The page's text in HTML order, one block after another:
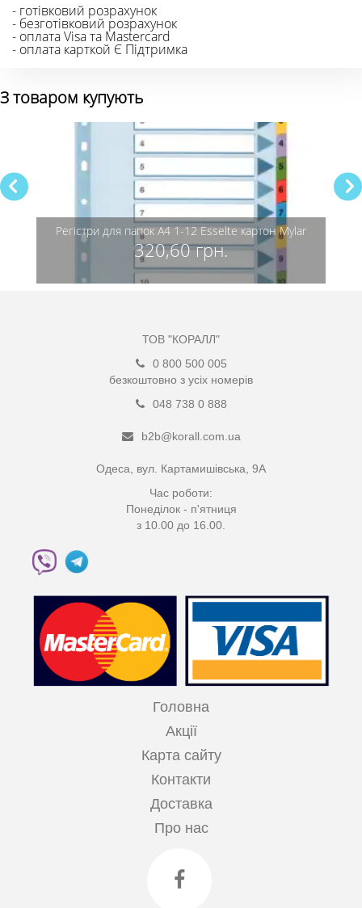
- готівковий розрахунок
- безготівковий розрахунок
- оплата Visa та Mastercard
- оплата карткой Є Підтримка
З товаром купують
Регістри для папок А4 1-12 Esselte картон Mylar
320,60 грн.
ТОВ "КОРАЛЛ"
0 800 500 005
безкоштовно з усіх номерів
048 738 0 888
b2b@korall.com.ua
Одеса, вул. Картамишівська, 9А
Час роботи:
Понеділок - п'ятниця
з 10.00 до 16.00.
Головна
Акції
Карта сайту
Контакти
Доставка
Про нас